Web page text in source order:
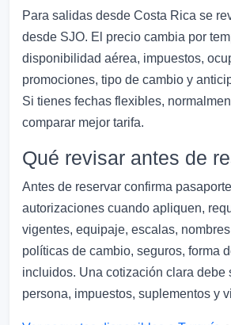
Para salidas desde Costa Rica se
desde SJO. El precio cambia por
disponibilidad aérea, impuestos,
promociones, tipo de cambio y
Si tienes fechas flexibles,
comparar mejor tarifa.
Qué revisar antes de
Antes de reservar confirma
autorizaciones cuando apliquen,
vigentes, equipaje, escalas,
políticas de cambio, seguros, forma
incluidos. Una cotización clara debe
persona, impuestos, suplementos y